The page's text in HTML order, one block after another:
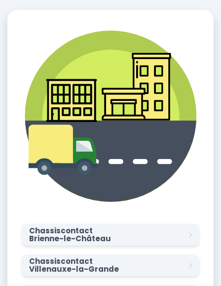
Chassiscontact
Brienne-le-Château
Chassiscontact
Villenauxe-la-Grande